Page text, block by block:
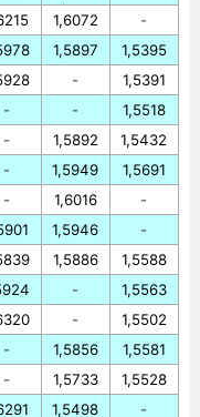
-
-
-
-
-
-
1,6072
1,5897
-
-
1,5892
1,5949
1,6016
1,5946
1,5886
-
-
1,5856
1,5733
1,5498
-
1,5395
1,5391
1,5518
1,5432
1,5691
-
-
1,5588
1,5563
1,5502
1,5581
1,5528
-